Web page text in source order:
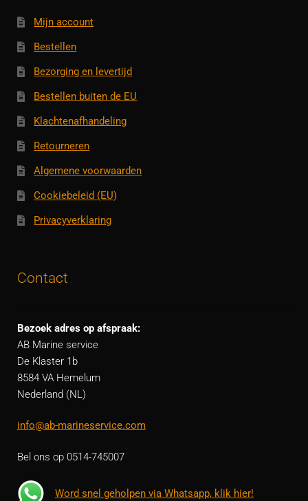
Mijn account
Bestellen
Bezorging en levertijd
Bestellen buiten de EU
Klachtenafhandeling
Retourneren
Algemene voorwaarden
Cookiebeleid (EU)
Privacyverklaring
Contact
Bezoek adres op afspraak:
AB Marine service
De Klaster 1b
8584 VA Hemelum
Nederland (NL)
info@ab-marineservice.com
Bel ons op 0514-745007
Word snel geholpen via Whatsapp, klik hier!